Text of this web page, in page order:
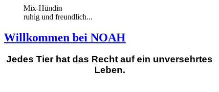
Mix-Hündin
ruhig und freundlich...
Willkommen bei NOAH
Jedes Tier hat das Recht auf ein unversehrtes
Leben.